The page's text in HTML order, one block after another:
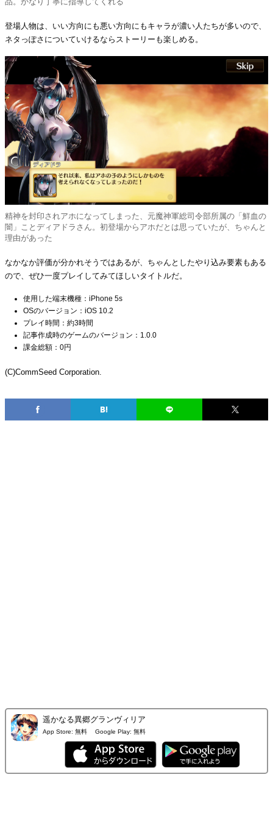
登場人物は、いい方向にも悪い方向にもキャラが濃い人たちが多いので、
ネタっぽさについていけるならストーリーも楽しめる。
精神を封印されアホになってしまった、元魔神軍総司令部所属の「鮮血の
闇」ことディアドラさん。初登場からアホだとは思っていたが、ちゃんと
理由があった
なかなか評価が分かれそうではあるが、ちゃんとしたやり込み要素もある
ので、ぜひ一度プレイしてみてほしいタイトルだ。
使用した端末機種：iPhone 5s
OSのバージョン：iOS 10.2
プレイ時間：約3時間
記事作成時のゲームのバージョン：1.0.0
課金総額：0円
(C)CommSeed Corporation.
遥かなる異郷グランヴィリア
App Store: 無料 Google Play: 無料